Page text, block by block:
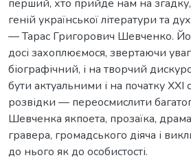
перший, хто прийде нам на
геній української літератури та
— Тарас Григорович Шевченко.
досі захоплюємося, звертаючи
біографічний, і на творчий
бути актуальними і на початку ХХІ
розвідки — переосмислити
Шевченка якпоета, прозаїка,
гравера, громадського діяча і
до нього як до особистості.